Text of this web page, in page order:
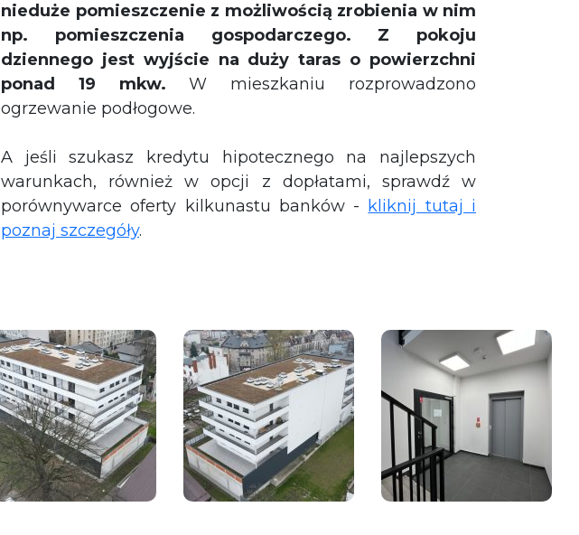
nieduże pomieszczenie z możliwością zrobienia w nim
np. pomieszczenia gospodarczego. Z pokoju
dziennego jest wyjście na duży taras o powierzchni
ponad 19 mkw.W mieszkaniu rozprowadzono
ogrzewanie podłogowe.
A jeśli szukasz kredytu hipotecznego na najlepszych
warunkach, również w opcji z dopłatami, sprawdź w
porównywarce oferty kilkunastu banków - kliknij tutaj i
poznaj szczegóły.